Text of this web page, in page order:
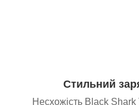
Стильний
Несхожість Black